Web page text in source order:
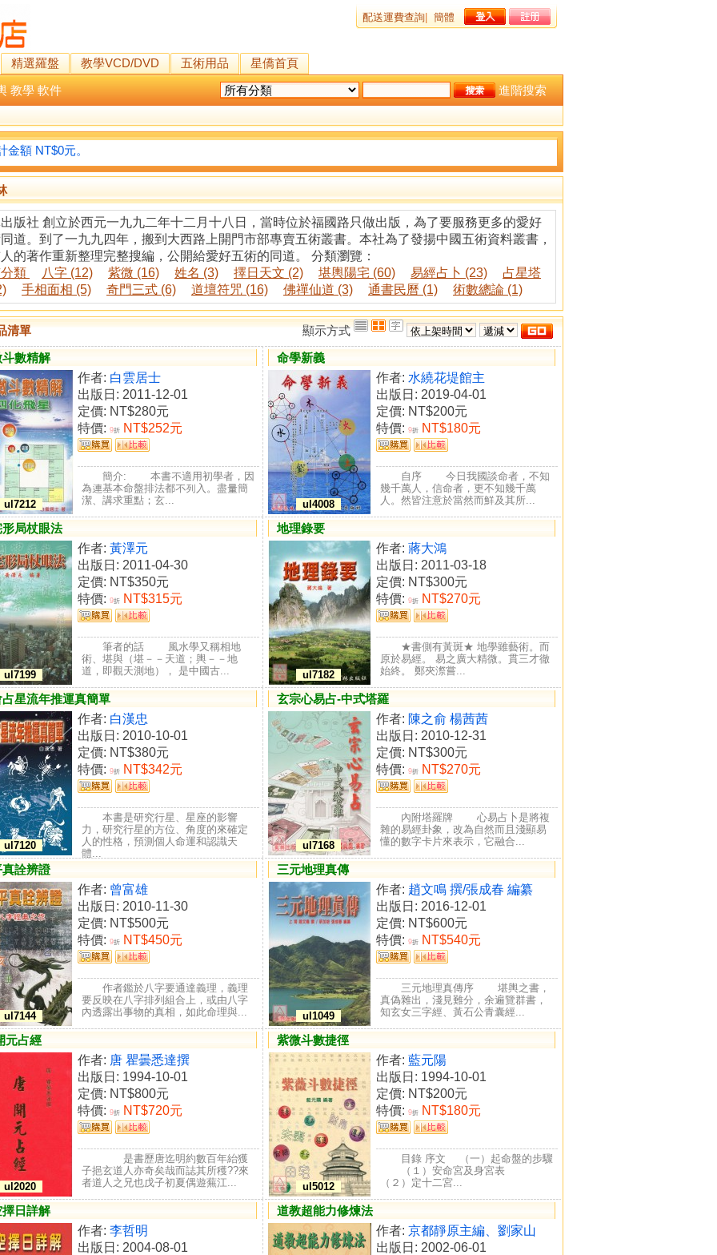
配送運費查詢 簡體
精選羅盤 教學VCD/DVD 五術用品
星僑首頁
教學 軟件 進階搜索
額 NT$0元。
版社 創立於西元一九九二年十二月十八日，當時位於福國路只做出版，為了要服務更多的愛好
道。到了一九九四年，搬到大西路上開門市部專賣五術叢書。本社為了發揚中國五術資料叢書，
的著作重新整理完整搜編，公開給愛好五術的同道。 分類瀏覽：
類
八字 (12) 紫微 (16) 姓名 (3) 擇日天文 (2) 堪輿陽宅 (60) 易經占卜 (23)
占星塔
手相面相 (5) 奇門三式 (6) 道壇符咒 (16) 佛禪仙道 (3) 通書民曆 (1) 術數總論 (1)
清單
顯示方式
數精解
ul7212
作者: 白雲居士
出版日: 2011-12-01
定價: NT$280元
特價: 9折 NT$252元
簡介: 本書不適用初學者，因
為連基本命盤排法都不列入。盡量簡
潔、講求重點；玄...
命學新義
ul4008
作者: 水繞花堤館主
出版日: 2019-04-01
定價: NT$200元
特價: 9折 NT$180元
自序 今日我國談命者，不知
幾千萬人，信命者，更不知幾千萬
人。然皆注意於當然而鮮及其所...
局杖眼法
ul7199
作者: 黃澤元
出版日: 2011-04-30
定價: NT$350元
特價: 9折 NT$315元
筆者的話 風水學又稱相地
術、堪與（堪－－天道；輿－－地
道，即觀天測地）， 是中國古...
地理錄要
ul7182
作者: 蔣大鴻
出版日: 2011-03-18
定價: NT$300元
特價: 9折 NT$270元
★書側有黃斑★ 地學雖藝術。而
原於易經。 易之廣大精微。貫三才徹
始終。 鄭夾漈嘗...
星流年推運真簡單
ul7120
作者: 白漢忠
出版日: 2010-10-01
定價: NT$380元
特價: 9折 NT$342元
本書是研究行星、星座的影響
力，研究行星的方位、角度的來確定
人的性格，預測個人命運和認識天
體...
玄宗心易占-中式塔羅
ul7168
作者: 陳之俞 楊茜茜
出版日: 2010-12-31
定價: NT$300元
特價: 9折 NT$270元
內附塔羅牌 心易占卜是將複
雜的易經卦象，改為自然而且淺顯易
懂的數字卡片來表示，它融合...
詮辨證
ul7144
作者: 曾富雄
出版日: 2010-11-30
定價: NT$500元
特價: 9折 NT$450元
作者鑑於八字要通達義理，義理
要反映在八字排列組合上，或由八字
內透露出事物的真相，如此命理與...
三元地理真傳
ul1049
作者: 趙文鳴 撰/張成春 編纂
出版日: 2016-12-01
定價: NT$600元
特價: 9折 NT$540元
三元地理真傳序 堪輿之書，
真偽雜出，淺見難分，余遍覽群書，
知玄女三字經、黃石公青囊經...
元占經
ul2020
作者: 唐 瞿曇悉達撰
出版日: 1994-10-01
定價: NT$800元
特價: 9折 NT$720元
是書歷唐迄明約數百年紿獲
子挹玄道人亦奇矣哉而誌其所穫??來
者道人之兄也戊子初夏偶遊蕪江...
紫微斗數捷徑
ul5012
作者: 藍元陽
出版日: 1994-10-01
定價: NT$200元
特價: 9折 NT$180元
目錄 序文 （一）起命盤的步驟
（１）安命宮及身宮表
（２）定十二宮...
日詳解
作者: 李哲明
出版日: 2004-08-01
道教超能力修煉法
作者: 京都靜原主編、劉家山
出版日: 2002-06-01